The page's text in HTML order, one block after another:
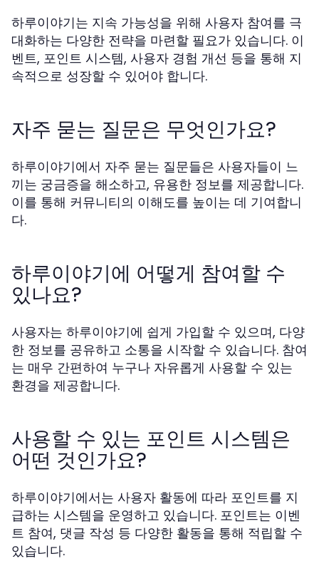
하루이야기는 지속 가능성을 위해 사용자 참여를 극
대화하는 다양한 전략을 마련할 필요가 있습니다. 이
벤트, 포인트 시스템, 사용자 경험 개선 등을 통해 지
속적으로 성장할 수 있어야 합니다.
자주 묻는 질문은 무엇인가요?
하루이야기에서 자주 묻는 질문들은 사용자들이 느
끼는 궁금증을 해소하고, 유용한 정보를 제공합니다.
이를 통해 커뮤니티의 이해도를 높이는 데 기여합니
다.
하루이야기에 어떻게 참여할 수
있나요?
사용자는 하루이야기에 쉽게 가입할 수 있으며, 다양
한 정보를 공유하고 소통을 시작할 수 있습니다. 참여
는 매우 간편하여 누구나 자유롭게 사용할 수 있는
환경을 제공합니다.
사용할 수 있는 포인트 시스템은
어떤 것인가요?
하루이야기에서는 사용자 활동에 따라 포인트를 지
급하는 시스템을 운영하고 있습니다. 포인트는 이벤
트 참여, 댓글 작성 등 다양한 활동을 통해 적립할 수
있습니다.